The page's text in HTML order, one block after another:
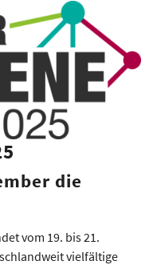
die
vom 19. bis 21.
vielfältige